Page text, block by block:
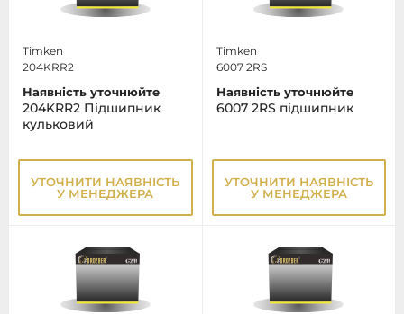
Timken
204KRR2
Наявність уточнюйте
204KRR2 Підшипник
кульковий
УТОЧНИТИ НАЯВНІСТЬ
У МЕНЕДЖЕРА
Timken
6007 2RS
Наявність уточнюйте
6007 2RS підшипник
УТОЧНИТИ НАЯВНІСТЬ
У МЕНЕДЖЕРА